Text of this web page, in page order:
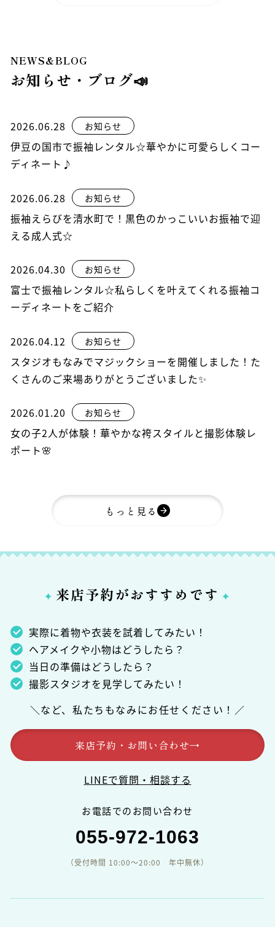
NEWS&BLOG
お知らせ・ブログ📣
2026.06.28 お知らせ
伊豆の国市で振袖レンタル☆華やかに可愛らしくコー
ディネート♪
2026.06.28 お知らせ
振袖えらびを清水町で！黒色のかっこいいお振袖で迎
える成人式☆
2026.04.30 お知らせ
富士で振袖レンタル☆私らしくを叶えてくれる振袖コ
ーディネートをご紹介
2026.04.12 お知らせ
スタジオもなみでマジックショーを開催しました！た
くさんのご来場ありがとうございました✨
2026.01.20 お知らせ
女の子2人が体験！華やかな袴スタイルと撮影体験レ
ポート🌸
もっと見る
✦ 来店予約がおすすめです ✦
実際に着物や衣装を試着してみたい！
ヘアメイクや小物はどうしたら？
当日の準備はどうしたら？
撮影スタジオを見学してみたい！
＼など、私たちもなみにお任せください！／
来店予約・お問い合わせ→
LINEで質問・相談する
お電話でのお問い合わせ
055-972-1063
（受付時間 10:00〜20:00 年中無休）